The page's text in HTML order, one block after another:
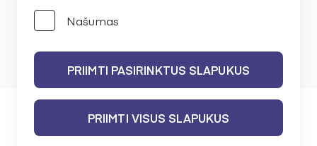
LIETUVOS KULTŪROS TARYBA
Našumas
PRIIMTI PASIRINKTUS SLAPUKUS
PRIIMTI VISUS SLAPUKUS